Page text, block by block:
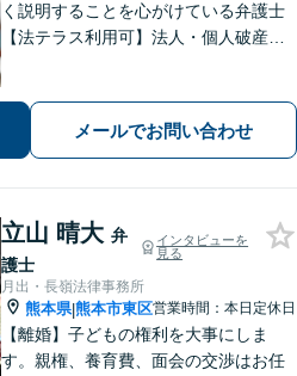
く説明することを心がけている弁護士
【法テラス利用可】法人・個人破産申
対応でスムーズに解決できるよう尽力
メールでお問い合わせ
立山 晴大 弁
護士
インタビューを
見る
月出・長嶺法律事務所
熊本県|熊本市東区営業時間：本日定休日
【離婚】子どもの権利を大事にしま
す。親権、養育費、面会の交渉はお任